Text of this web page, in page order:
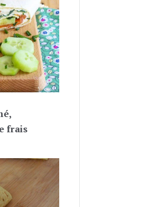
frais